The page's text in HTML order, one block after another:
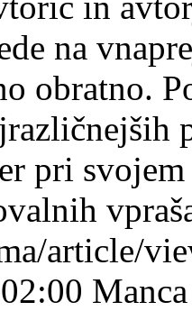
na
obratno.
pri
article/